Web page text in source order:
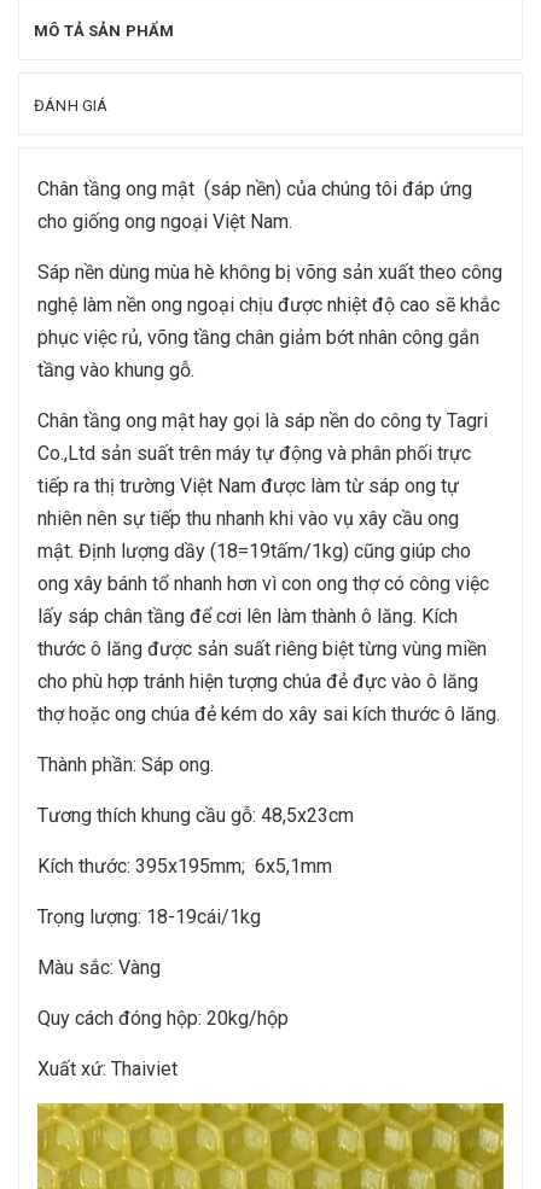
MÔ TẢ SẢN PHẨM
ĐÁNH GIÁ
Chân tầng ong mật (sáp nền) của chúng tôi đáp ứng
cho giống ong ngoại Việt Nam.
Sáp nền dùng mùa hè không bị võng sản xuất theo công
nghệ làm nền ong ngoại chịu được nhiệt độ cao sẽ khắc
phục việc rủ, võng tầng chân giảm bớt nhân công gắn
tầng vào khung gỗ.
Chân tầng ong mật hay gọi là sáp nền do công ty Tagri
Co.,Ltd sản suất trên máy tự động và phân phối trực
tiếp ra thị trường Việt Nam được làm từ sáp ong tự
nhiên nên sự tiếp thu nhanh khi vào vụ xây cầu ong
mật. Định lượng dầy (18=19tấm/1kg) cũng giúp cho
ong xây bánh tổ nhanh hơn vì con ong thợ có công việc
lấy sáp chân tầng để cơi lên làm thành ô lăng. Kích
thước ô lăng được sản suất riêng biệt từng vùng miền
cho phù hợp tránh hiện tượng chúa đẻ đực vào ô lăng
thợ hoặc ong chúa đẻ kém do xây sai kích thước ô lăng.
Thành phần: Sáp ong.
Tương thích khung cầu gỗ: 48,5x23cm
Kích thước: 395x195mm; 6x5,1mm
Trọng lượng: 18-19cái/1kg
Màu sắc: Vàng
Quy cách đóng hộp: 20kg/hộp
Xuất xứ: Thaiviet